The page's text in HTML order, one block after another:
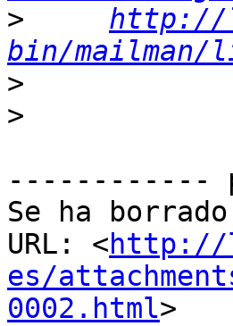
>
http://
bin/
>
>
------------
Se ha
URL: <http://
es/
0002.html